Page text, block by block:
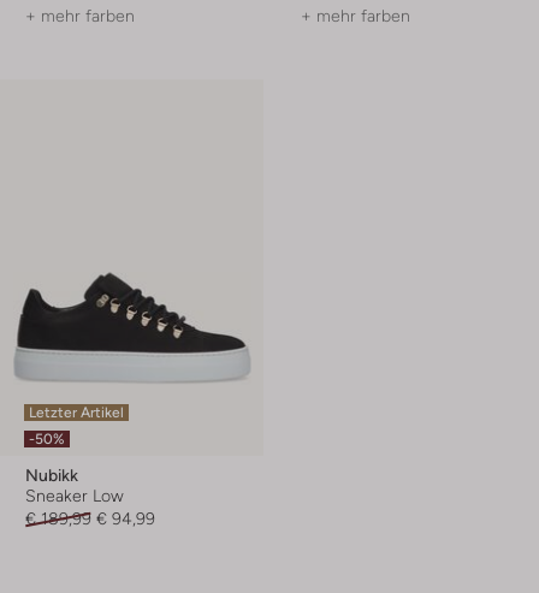
+ mehr farben + mehr farben
Letzter Artikel
-50%
Nubikk
Sneaker Low
€ 189,99 € 94,99